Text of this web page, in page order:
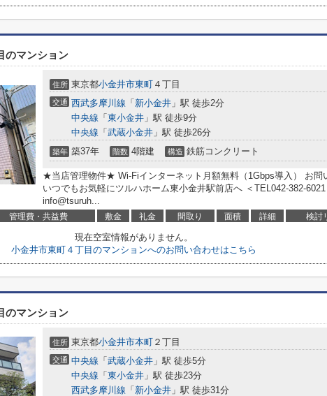
のマンション
住所 東京都小金井市東町 ４丁目
交通 西武多摩川線 「 新小金井 」駅 徒歩2分
中央線 「 東小金井 」駅 徒歩9分
中央線 「 武蔵小金井 」駅 徒歩26分
築年 築37年 階数 4階建 構造 鉄筋コンクリート
★当店管理物件★ Wi-Fiインターネット月額無料（1Gbps導入） お問
いつでもお気軽にツルハホーム東小金井駅前店へ ＜TEL042-382-6021
info@tsuruh...
管理費・共益費 敷金 礼金 間取り 面積 詳細 検討
現在空室情報がありません。
小金井市東町４丁目のマンションへのお問い合わせはこちら
のマンション
住所 東京都小金井市本町 ２丁目
交通 中央線 「 武蔵小金井 」駅 徒歩5分
中央線 「 東小金井 」駅 徒歩23分
西武多摩川線 「 新小金井 」駅 徒歩31分